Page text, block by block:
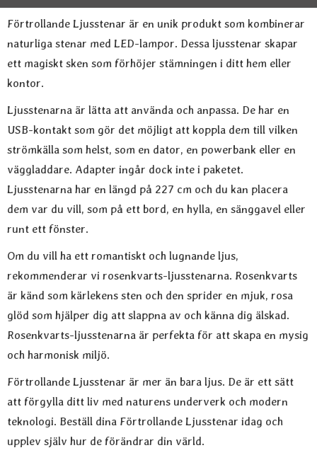
Produktbeskrivning
Förtrollande Ljusstenar är en unik produkt som kombinerar
naturliga stenar med LED-lampor. Dessa ljusstenar skapar
ett magiskt sken som förhöjer stämningen i ditt hem eller
kontor.
Ljusstenarna är lätta att använda och anpassa. De har en
USB-kontakt som gör det möjligt att koppla dem till vilken
strömkälla som helst, som en dator, en powerbank eller en
väggladdare. Adapter ingår dock inte i paketet.
Ljusstenarna har en längd på 227 cm och du kan placera
dem var du vill, som på ett bord, en hylla, en sänggavel eller
runt ett fönster.
Om du vill ha ett romantiskt och lugnande ljus,
rekommenderar vi rosenkvarts-ljusstenarna. Rosenkvarts
är känd som kärlekens sten och den sprider en mjuk, rosa
glöd som hjälper dig att slappna av och känna dig älskad.
Rosenkvarts-ljusstenarna är perfekta för att skapa en mysig
och harmonisk miljö.
Förtrollande Ljusstenar är mer än bara ljus. De är ett sätt
att förgylla ditt liv med naturens underverk och modern
teknologi. Beställ dina Förtrollande Ljusstenar idag och
upplev själv hur de förändrar din värld.